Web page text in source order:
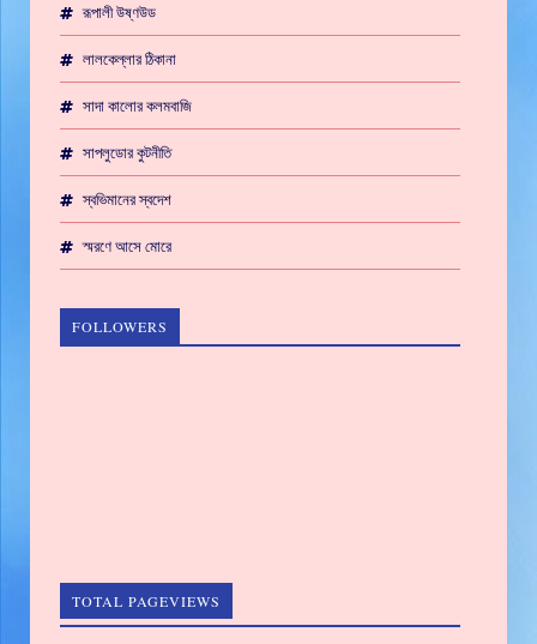
রূপালী উষ্ণউড
লালকেল্লার ঠিকানা
সাদা কালোর কলমবাজি
সাপলুডোর কুটনীতি
স্বভিমানের স্বদেশ
স্মরণে আসে মোরে
FOLLOWERS
TOTAL PAGEVIEWS